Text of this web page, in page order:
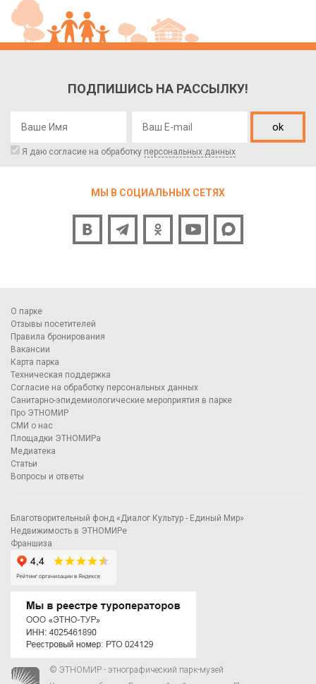
ПОДПИШИСЬ НА РАССЫЛКУ!
ok
Я даю согласие на обработку персональных данных
МЫ В СОЦИАЛЬНЫХ СЕТЯХ
О парке
Отзывы посетителей
Правила бронирования
Вакансии
Карта парка
Техническая поддержка
Согласие на обработку персональных данных
Санитарно-эпидемиологические мероприятия в парке
Про ЭТНОМИР
СМИ о нас
Площадки ЭТНОМИРа
Медиатека
Статьи
Вопросы и ответы
Благотворительный фонд «Диалог Культур - Единый Мир»
Недвижимость в ЭТНОМИРе
Франшиза
© ЭТНОМИР - этнографический парк-музей